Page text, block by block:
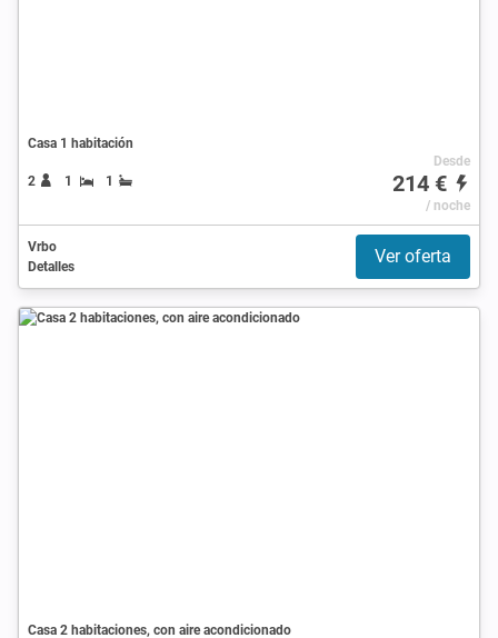
Casa 1 habitación
2 1 1
Desde
214 €
/ noche
Vrbo
Detalles
Ver oferta
Casa 2 habitaciones, con aire acondicionado